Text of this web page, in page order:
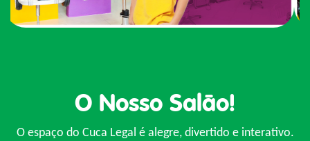
O Nosso Salão!
O espaço do Cuca Legal é alegre, divertido e interativo.